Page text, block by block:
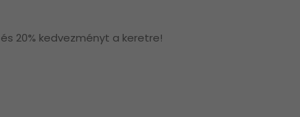
20% kedvezményt a keretre!